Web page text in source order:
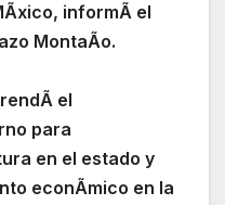
informÃ el
MontaÃo.
el
para
en el estado y
econÃmico en la